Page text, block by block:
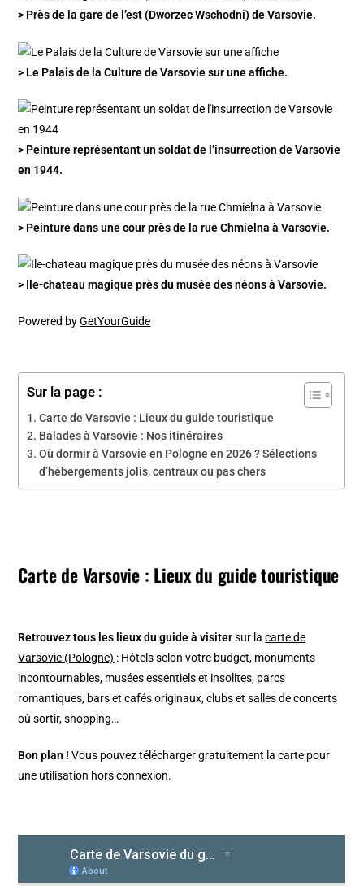
> Près de la gare de l’est (Dworzec Wschodni) de Varsovie.
> Le Palais de la Culture de Varsovie sur une affiche.
> Peinture représentant un soldat de l’insurrection de Varsovie
en 1944.
> Peinture dans une cour près de la rue Chmielna à Varsovie.
> Ile-chateau magique près du musée des néons à Varsovie.
Powered byGetYourGuide
Sur la page :
Carte de Varsovie : Lieux du guide touristique
Balades à Varsovie : Nos itinéraires
Où dormir à Varsovie en Pologne en 2026 ? Sélections
d’hébergements jolis, centraux ou pas chers
Carte de Varsovie : Lieux du guide touristique
Retrouvez tous les lieux du guide à visitersur lacarte de
Varsovie (Pologne) : Hôtels selon votre budget, monuments
incontournables, musées essentiels et insolites, parcs
romantiques, bars et cafés originaux, clubs et salles de concerts
où sortir, shopping…
Bon plan !Vous pouvez télécharger gratuitement la carte pour
une utilisation hors connexion.